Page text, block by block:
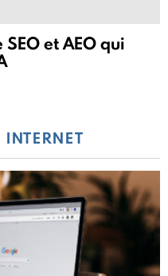
et AEO qui
INTERNET